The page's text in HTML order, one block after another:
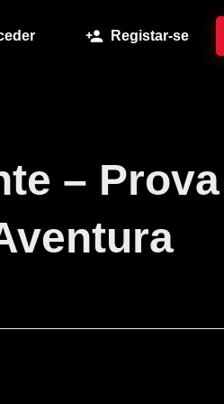
Registar-se
–